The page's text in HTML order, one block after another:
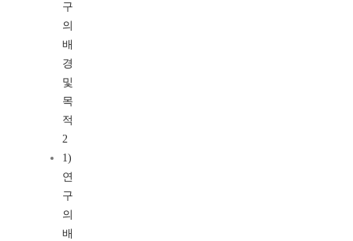
구
의
배
경
및
목
적
2
1)
연
구
의
배